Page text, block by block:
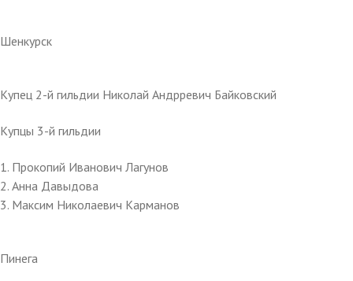
Шенкурск
Купец 2-й гильдии Николай Андрревич Байковский
Купцы 3-й гильдии
1. Прокопий Иванович Лагунов
2. Анна Давыдова
3. Максим Николаевич Карманов
Пинега